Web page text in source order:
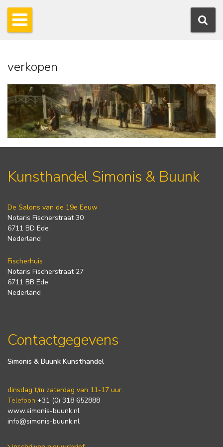
verkopen
Kunsthandel Simonis & Buunk
De Salons van de 19e Eeuw
Notaris Fischerstraat 30
6711 BD Ede
Nederland
Fischerhuis
Notaris Fischerstraat 27
6711 BB Ede
Nederland
Contactgegevens
Simonis & Buunk Kunsthandel
dinsdag t/m zaterdag van 11-17 uur.
Telefoon +31 (0) 318 652888
www.simonis-buunk.nl
info@simonis-buunk.nl